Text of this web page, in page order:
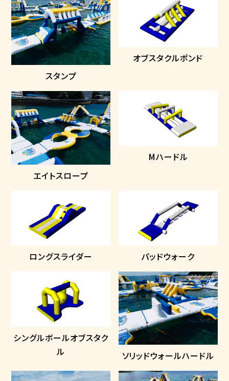
スタンプ
オブスタクルポンド
エイトスロープ
Mハードル
ロングスライダー パッドウォーク
シングルボールオブスタク
ル
ソリッドウォールハードル